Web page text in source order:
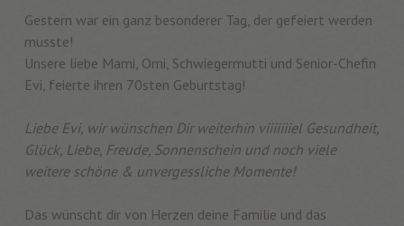
Gestern war ein ganz besonderer Tag, der gefeiert werden
musste!
Unsere liebe Mami, Omi, Schwiegermutti und Senior-Chefin
Evi, feierte ihren 70sten Geburtstag!
Liebe Evi, wir wünschen Dir weiterhin viiiiiiiel Gesundheit,
Glück, Liebe, Freude, Sonnenschein und noch viele
weitere schöne & unvergessliche Momente!
Das wünscht dir von Herzen deine Familie und das